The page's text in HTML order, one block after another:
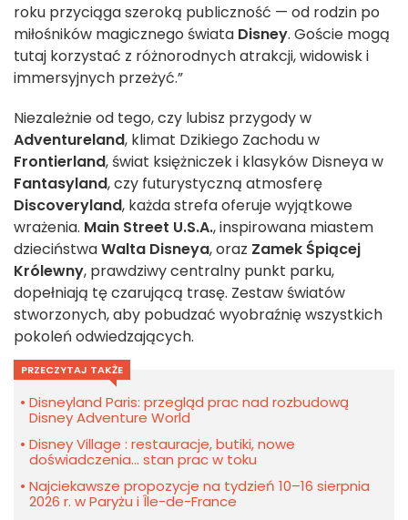
roku przyciąga szeroką publiczność — od rodzin po
miłośników magicznego świata Disney. Goście mogą
tutaj korzystać z różnorodnych atrakcji, widowisk i
immersyjnych przeżyć.”
Niezależnie od tego, czy lubisz przygody w
Adventureland, klimat Dzikiego Zachodu w
Frontierland, świat księżniczek i klasyków Disneya w
Fantasyland, czy futurystyczną atmosferę
Discoveryland, każda strefa oferuje wyjątkowe
wrażenia. Main Street U.S.A., inspirowana miastem
dzieciństwaWalta Disneya, oraz Zamek Śpiącej
Królewny, prawdziwy centralny punkt parku,
dopełniają tę czarującą trasę. Zestaw światów
stworzonych, aby pobudzać wyobraźnię wszystkich
pokoleń odwiedzających.
PRZECZYTAJ TAKŻE
Disneyland Paris: przegląd prac nad rozbudową
Disney Adventure World
Disney Village : restauracje, butiki, nowe
doświadczenia... stan prac w toku
Najciekawsze propozycje na tydzień 10–16 sierpnia
2026 r. w Paryżu i Île-de-France